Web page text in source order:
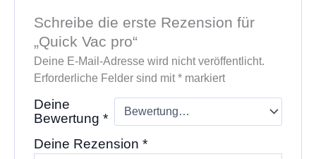
Schreibe die erste Rezension für
„Quick Vac pro“
Deine E-Mail-Adresse wird nicht veröffentlicht.
Erforderliche Felder sind mit*markiert
Deine
Bewertung *
Deine Rezension *